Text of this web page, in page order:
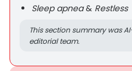
Sleep apnea& Restless
This section summary was
editorial team.